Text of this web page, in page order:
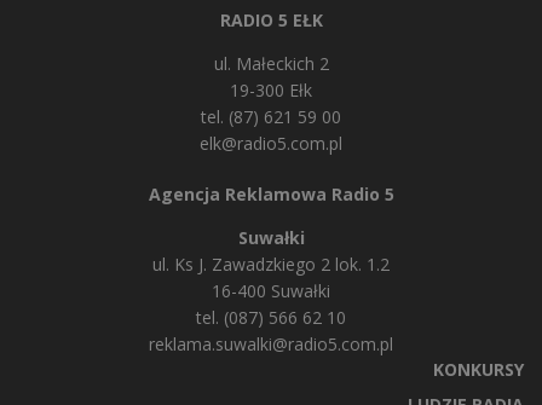
RADIO 5 EŁK
ul. Małeckich 2
19-300 Ełk
tel. (87) 621 59 00
elk@radio5.com.pl
Agencja Reklamowa Radio 5
Suwałki
ul. Ks J. Zawadzkiego 2 lok. 1.2
16-400 Suwałki
tel. (087) 566 62 10
reklama.suwalki@radio5.com.pl
KONKURSY